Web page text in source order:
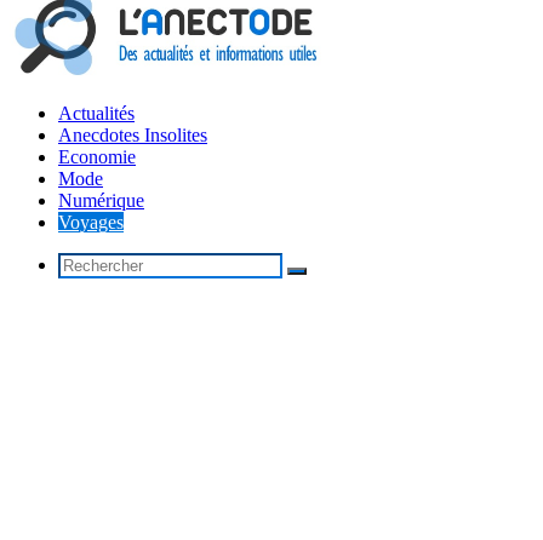
Actualités
Anecdotes Insolites
Economie
Mode
Numérique
Voyages
Rechercher